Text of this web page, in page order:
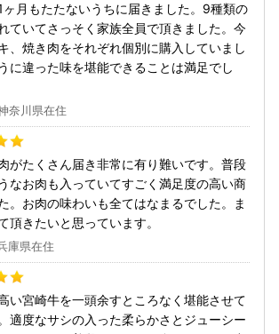
月もたたないうちに届きました。9種類の
ていてさっそく家族全員で頂きました。今
、焼き肉をそれぞれ個別に購入していまし
に違った味を堪能できることは満足でし
奈川県在住
がたくさん届き非常に有り難いです。普段
なお肉も入っていてすごく満足度の高い商
。お肉の味わいも全てはなまるでした。ま
頂きたいと思っています。
庫県在住
い宮崎牛を一頭余すところなく堪能させて
適度なサシの入った柔らかさとジューシー